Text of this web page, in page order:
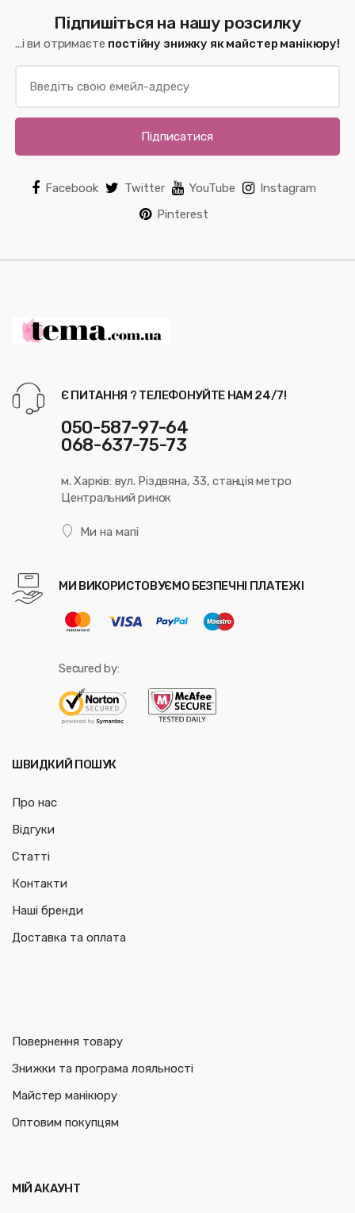
Підпишіться на нашу розсилку
...і ви отримаєте постійну знижку як майстер манікюру!
Підписатися
Facebook Twitter YouTube
Instagram
Pinterest
Є ПИТАННЯ ? ТЕЛЕФОНУЙТЕ НАМ 24/7!
050-587-97-64
068-637-75-73
м. Харків: вул. Різдвяна, 33, станція метро
Центральний ринок
Ми на мапі
МИ ВИКОРИСТОВУЄМО БЕЗПЕЧНІ ПЛАТЕЖІ
Secured by:
ШВИДКИЙ ПОШУК
Про нас
Відгуки
Статті
Контакти
Наші бренди
Доставка та оплата
Повернення товару
Знижки та програма лояльності
Майстер манікюру
Оптовим покупцям
МІЙ АКАУНТ